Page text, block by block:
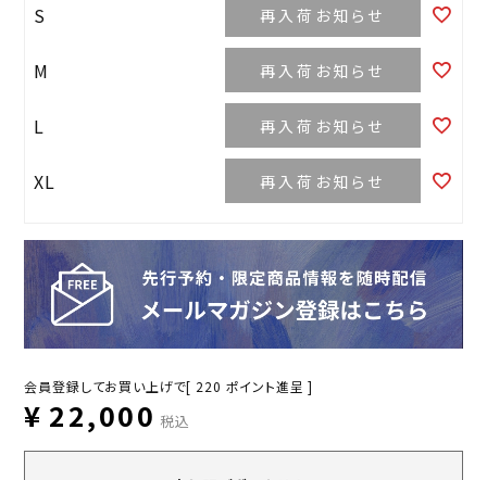
S 再入荷お知らせ
M 再入荷お知らせ
L 再入荷お知らせ
XL 再入荷お知らせ
会員登録してお買い上げで[ 220 ポイント進呈 ]
¥ 22,000 税込